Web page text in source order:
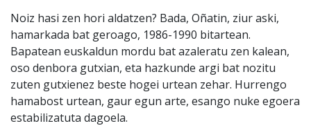
Noiz hasi zen hori aldatzen? Bada, Oñatin, ziur aski,
hamarkada bat geroago, 1986-1990 bitartean.
Bapatean euskaldun mordu bat azaleratu zen kalean,
oso denbora gutxian, eta hazkunde argi bat nozitu
zuten gutxienez beste hogei urtean zehar. Hurrengo
hamabost urtean, gaur egun arte, esango nuke egoera
estabilizatuta dagoela.